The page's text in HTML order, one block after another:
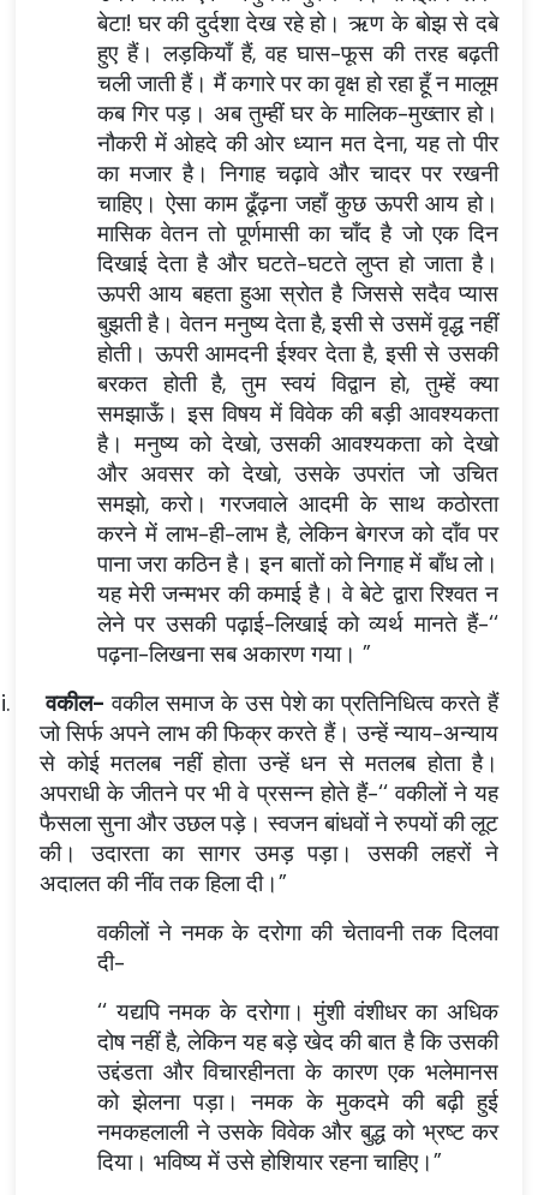
बेटा! घर की दुर्दशा देख रहे हो। ऋण के बोझ से दबे
हुए हैं। लड़कियाँ हैं, वह घास-फूस की तरह बढ़ती
चली जाती हैं। मैं कगारे पर का वृक्ष हो रहा हूँ न मालूम
कब गिर पड़। अब तुम्हीं घर के मालिक-मुख्तार हो।
नौकरी में ओहदे की ओर ध्यान मत देना, यह तो पीर
का मजार है। निगाह चढ़ावे और चादर पर रखनी
चाहिए। ऐसा काम ढूँढ़ना जहाँ कुछ ऊपरी आय हो।
मासिक वेतन तो पूर्णमासी का चाँद है जो एक दिन
दिखाई देता है और घटते-घटते लुप्त हो जाता है।
ऊपरी आय बहता हुआ स्रोत है जिससे सदैव प्यास
बुझती है। वेतन मनुष्य देता है, इसी से उसमें वृद्ध नहीं
होती। ऊपरी आमदनी ईश्वर देता है, इसी से उसकी
बरकत होती है, तुम स्वयं विद्वान हो, तुम्हें क्या
समझाऊँ। इस विषय में विवेक की बड़ी आवश्यकता
है। मनुष्य को देखो, उसकी आवश्यकता को देखो
और अवसर को देखो, उसके उपरांत जो उचित
समझो, करो। गरजवाले आदमी के साथ कठोरता
करने में लाभ-ही-लाभ है, लेकिन बेगरज को दाँव पर
पाना जरा कठिन है। इन बातों को निगाह में बाँध लो।
यह मेरी जन्मभर की कमाई है। वे बेटे द्वारा रिश्वत न
लेने पर उसकी पढ़ाई-लिखाई को व्यर्थ मानते हैं-‘‘
पढ़ना-लिखना सब अकारण गया। ”
वकील- वकील समाज के उस पेशे का प्रतिनिधित्व करते हैं
जो सिर्फ अपने लाभ की फिक्र करते हैं। उन्हें न्याय-अन्याय
से कोई मतलब नहीं होता उन्हें धन से मतलब होता है।
अपराधी के जीतने पर भी वे प्रसन्न होते हैं-‘‘ वकीलों ने यह
फैसला सुना और उछल पड़े। स्वजन बांधवों ने रुपयों की लूट
की। उदारता का सागर उमड़ पड़ा। उसकी लहरों ने
अदालत की नींव तक हिला दी।”
वकीलों ने नमक के दरोगा की चेतावनी तक दिलवा
दी-
‘‘ यद्यपि नमक के दरोगा। मुंशी वंशीधर का अधिक
दोष नहीं है, लेकिन यह बड़े खेद की बात है कि उसकी
उद्दंडता और विचारहीनता के कारण एक भलेमानस
को झेलना पड़ा। नमक के मुकदमे की बढ़ी हुई
नमकहलाली ने उसके विवेक और बुद्ध को भ्रष्ट कर
दिया। भविष्य में उसे होशियार रहना चाहिए।”